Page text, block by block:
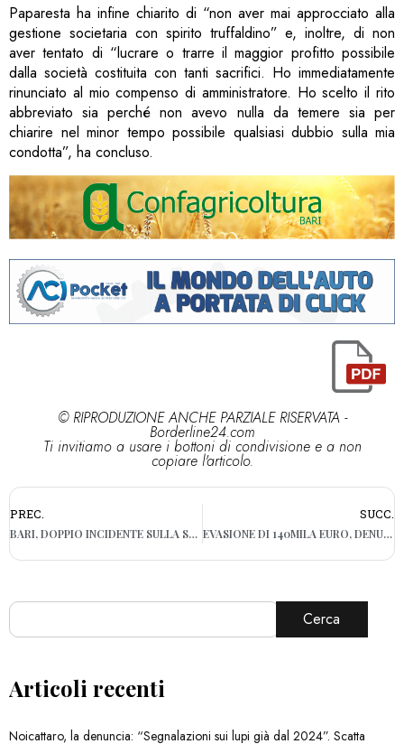
Paparesta ha infine chiarito di “non aver mai approcciato alla
gestione societaria con spirito truffaldino” e, inoltre, di non
aver tentato di “lucrare o trarre il maggior profitto possibile
dalla società costituita con tanti sacrifici. Ho immediatamente
rinunciato al mio compenso di amministratore. Ho scelto il rito
abbreviato sia perché non avevo nulla da temere sia per
chiarire nel minor tempo possibile qualsiasi dubbio sulla mia
condotta”, ha concluso.
© RIPRODUZIONE ANCHE PARZIALE RISERVATA -
Borderline24.com
Ti invitiamo a usare i bottoni di condivisione e a non
copiare l'articolo.
PREC.
BARI, DOPPIO INCIDENTE SULLA STATALE 16: LUNGHE CODE E DISAGI
SUCC.
EVASIONE DI 140MILA EURO, DENUNCIATA AZIENDA DI TRASPORTO MARITTIMO
Cerca
Articoli recenti
Noicattaro, la denuncia: “Segnalazioni sui lupi già dal 2024”. Scatta